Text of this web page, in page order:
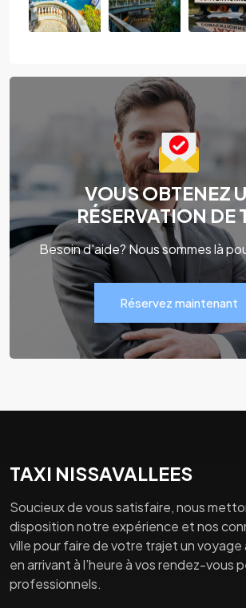
VOUS OBTENEZ
RÉSERVATION DE
Besoin d'aide? Nous sommes là
Réservez maintenant
TAXI NISSAVALLEES
Soucieux de vous satisfaire, nous
disposition notre expérience et nos
ville pour faire de votre trajet un
en arrivant à l’heure à vos rendez-vous
professionnels.